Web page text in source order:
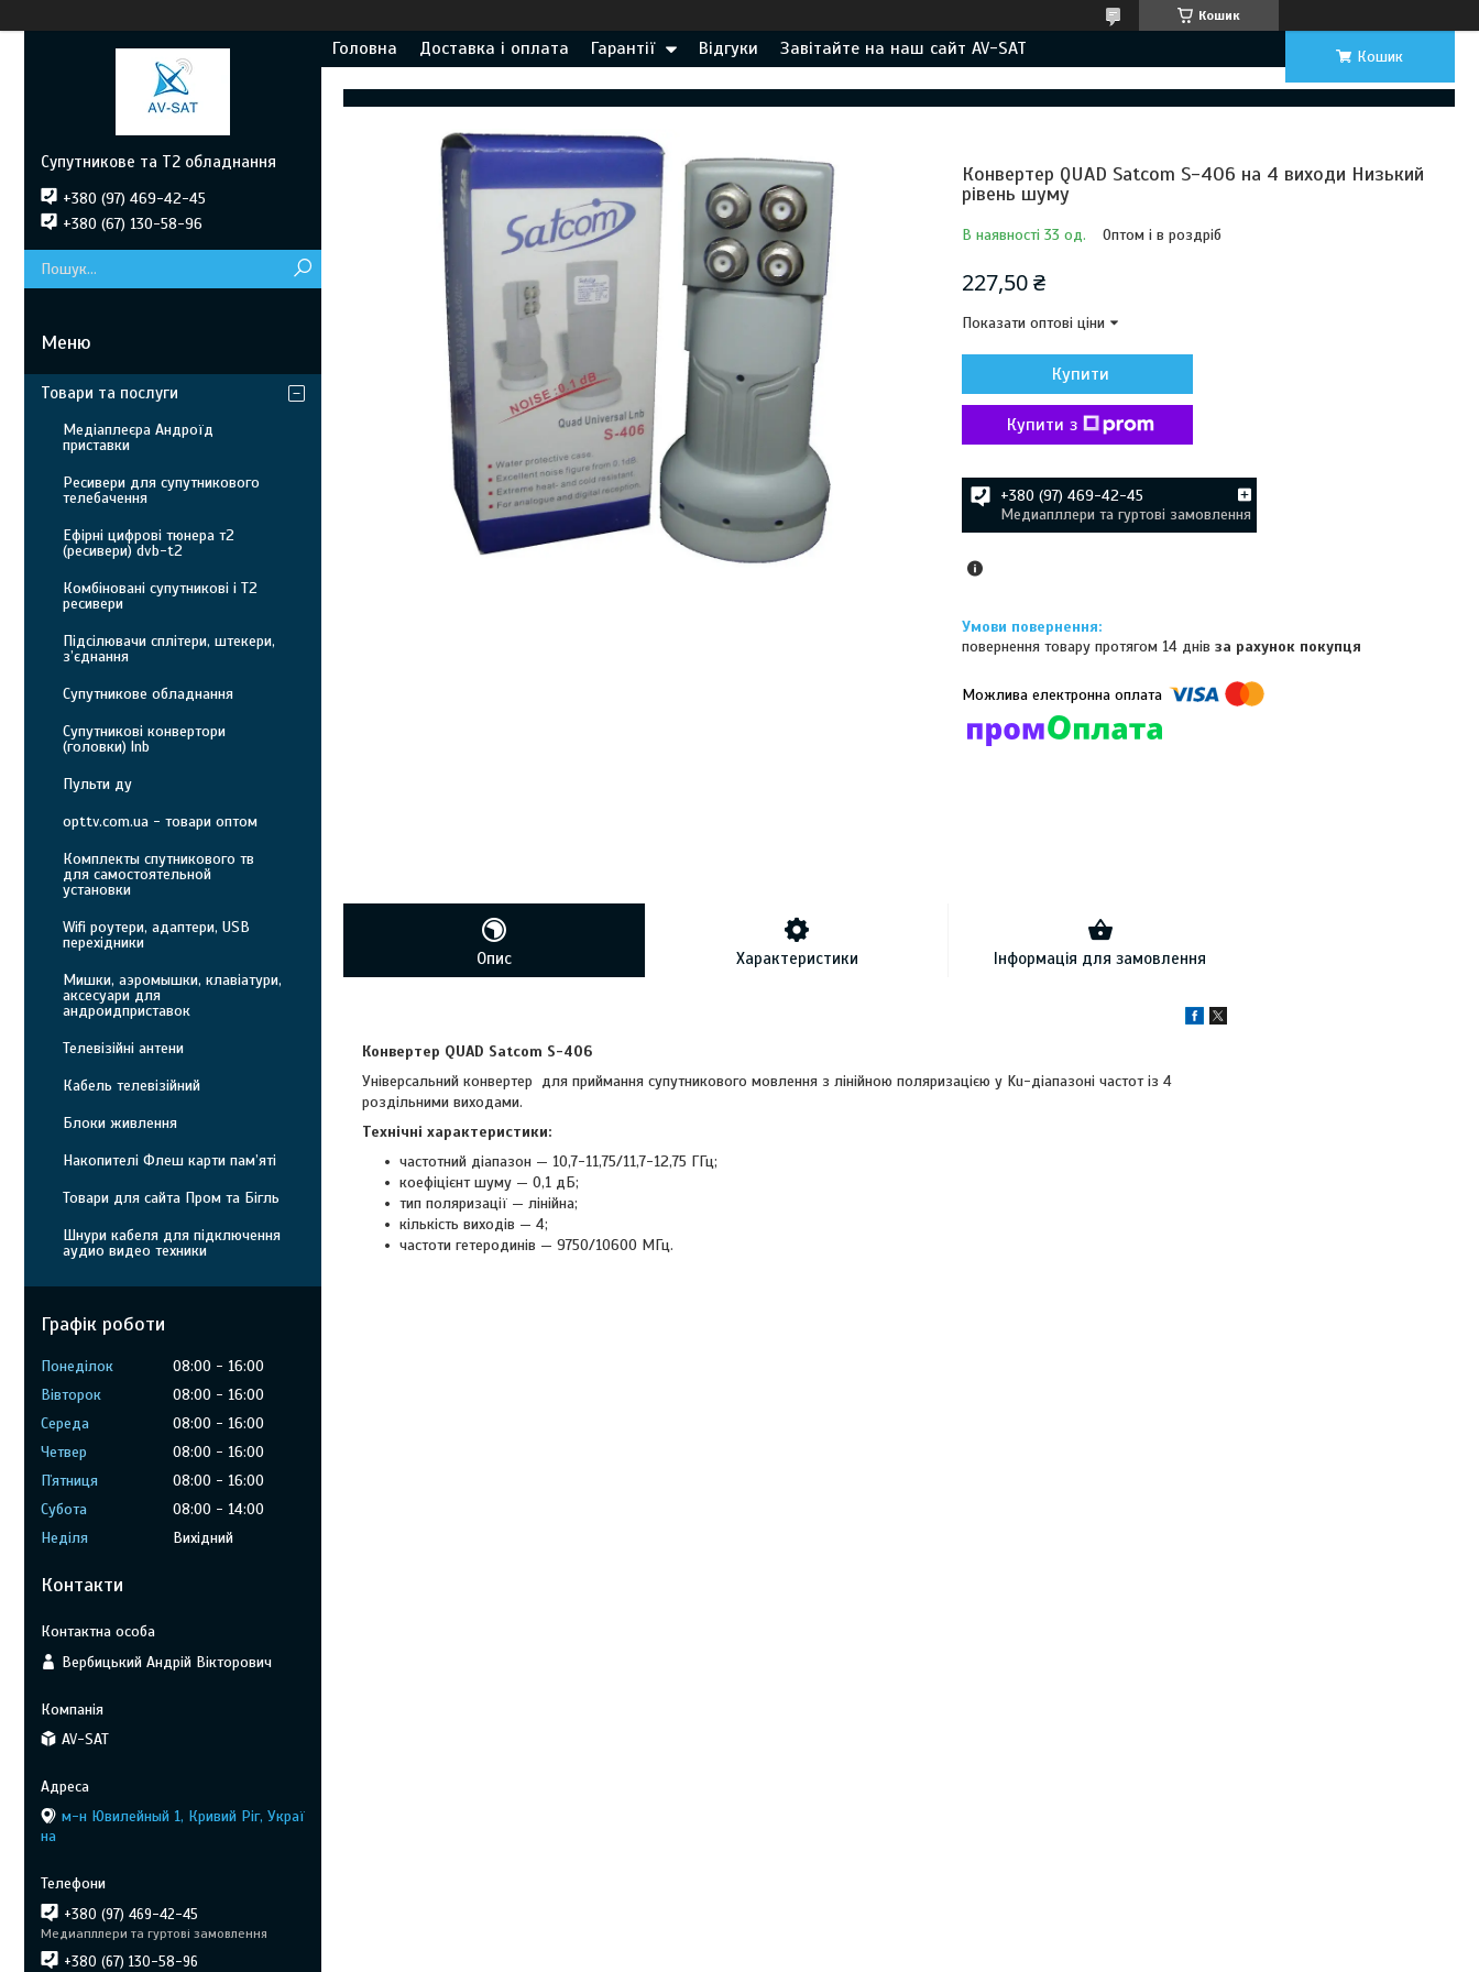
Кошик
Головна Доставка і оплата Гарантії Відгуки Завітайте на наш сайт AV-SAT Кошик
Конвертер QUAD Satcom S-406 на 4 виходи Низький
рівень шуму
В наявності 33 од. Оптом і в роздріб
227,50 ₴
Показати оптові ціни
Купити
Купити з
+380 (97) 469-42-45
Медиапллери та гуртові замовлення
повернення товару протягом 14 днівза рахунок покупця
Опис Характеристики Інформація для замовлення
Конвертер QUAD Satcom S-406
Універсальний конвертер для приймання супутникового мовлення з лінійною поляризацією у Ku-діапазоні частот із 4
роздільними виходами.
Технічні характеристики:
частотний діапазон — 10,7-11,75/11,7-12,75 ГГц;
коефіцієнт шуму — 0,1 дБ;
тип поляризації — лінійна;
кількість виходів — 4;
частоти гетеродинів — 9750/10600 МГц.
Супутникове та Т2 обладнання
+380 (97) 469-42-45
+380 (67) 130-58-96
Товари та послуги
Медіаплеєра Андроїд
приставки
Ресивери для супутникового
телебачення
Ефірні цифрові тюнера т2
(ресивери) dvb-t2
Комбіновані супутникові і Т2
ресивери
Підсілювачи сплітери, штекери,
з’єднання
Супутникове обладнання
Супутникові конвертори
(головки) lnb
Пульти ду
opttv.com.ua - товари оптом
Комплекты спутникового тв
для самостоятельной
установки
Wifi роутери, адаптери, USB
перехідники
Мишки, аэромышки, клавіатури,
аксесуари для
андроидприставок
Телевізійні антени
Кабель телевізійний
Блоки живлення
Накопителі Флеш карти пам’яті
Товари для сайта Пром та Бігль
Шнури кабеля для підключення
аудио видео техники
Графік роботи
Понеділок 08:00
16:00
Вівторок
08:00
16:00
Середа
08:00
16:00
Четвер
08:00
16:00
Пʼятниця
08:00
16:00
Субота
08:00
14:00
Неділя
Вихідний
Контакти
Вербицький Андрій Вікторович
AV-SAT
м-н Ювилейный 1, Кривий Ріг, Украї
на
+380 (97) 469-42-45
Медиапллери та гуртові замовлення
+380 (67) 130-58-96